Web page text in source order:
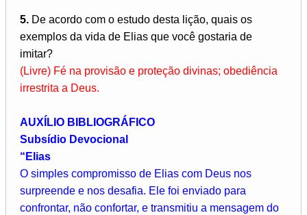
5. De acordo com o estudo desta lição, quais os
exemplos da vida de Elias que você gostaria de
imitar?
(Livre) Fé na provisão e proteção divinas; obediência
irrestrita a Deus.
AUXÍLIO BIBLIOGRÁFICO
Subsídio Devocional
“Elias
O simples compromisso de Elias com Deus nos
surpreende e nos desafia. Ele foi enviado para
confrontar, não confortar, e transmitiu a mensagem do